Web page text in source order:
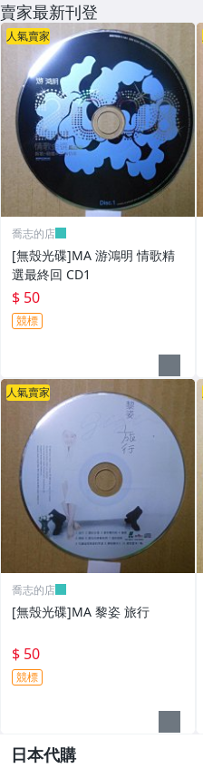
賣家最新刊登
人氣賣家
喬志的店
[無殼光碟]MA 游鴻明 情歌精
選最終回 CD1
$ 50
競標
人氣賣家
喬志的店
[無殼光碟]MA 黎姿 旅行
$ 50
競標
日本代購